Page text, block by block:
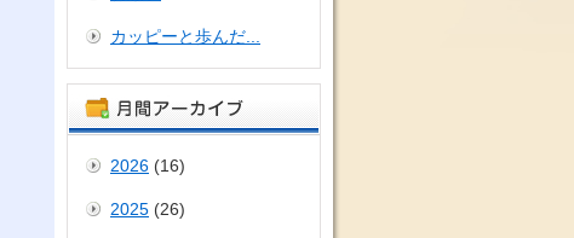
カッピーと歩んだ...
2026 (16)
2025 (26)